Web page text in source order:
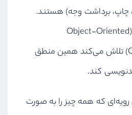
چاپ، برداشت وجه) هستند.
برنامه‌نویسی شیءگرا (Object-Oriented
Programming یا OOP) تلاش می‌کند همین منطق
کند.
رویه‌ای که همه چیز را به صورت